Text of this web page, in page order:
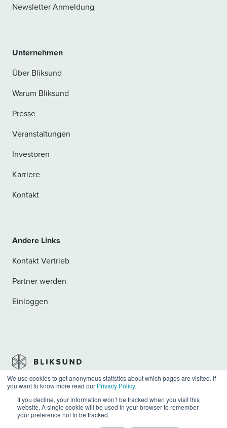
We use cookies to get anonymous statistics about which pages are visited. If
you want to know more read our Privacy Policy.
If you decline, your information won’t be tracked when you visit this
website. A single cookie will be used in your browser to remember
your preference not to be tracked.
Newsletter Anmeldung
Unternehmen
Über Bliksund
Warum Bliksund
Presse
Veranstaltungen
Investoren
Karriere
Kontakt
Andere Links
Kontakt Vertrieb
Partner werden
Einloggen
Privacy
Allgemeine Geschäftsbedingungen
Impressum